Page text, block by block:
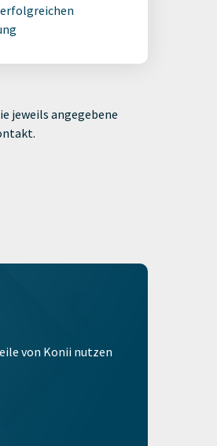
jeweils angegebene
von Konii nutzen